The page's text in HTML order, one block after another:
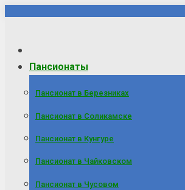
Пансионаты
Пансионат в Березниках
Пансионат в Соликамске
Пансионат в Кунгуре
Пансионат в Чайковском
Пансионат в Чусовом